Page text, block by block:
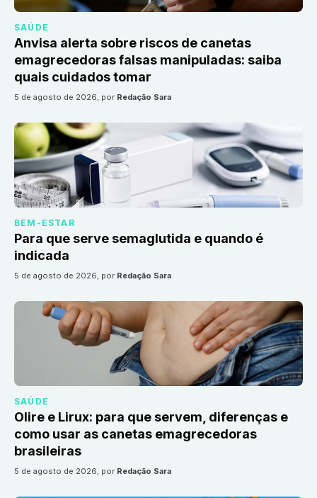
SAÚDE
Anvisa alerta sobre riscos de canetas
emagrecedoras falsas manipuladas: saiba
quais cuidados tomar
5 de agosto de 2026, por Redação Sara
BEM-ESTAR
Para que serve semaglutida e quando é
indicada
5 de agosto de 2026, por Redação Sara
SAÚDE
Olire e Lirux: para que servem, diferenças e
como usar as canetas emagrecedoras
brasileiras
5 de agosto de 2026, por Redação Sara